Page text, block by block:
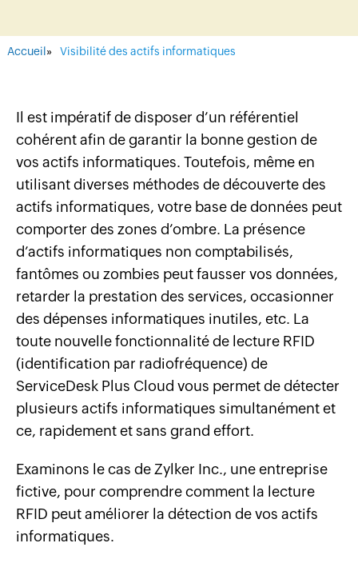
Accueil» Visibilité des actifs informatiques
Il est impératif de disposer d’un référentiel
cohérent afin de garantir la bonne gestion de
vos actifs informatiques. Toutefois, même en
utilisant diverses méthodes de découverte des
actifs informatiques, votre base de données peut
comporter des zones d’ombre. La présence
d’actifs informatiques non comptabilisés,
fantômes ou zombies peut fausser vos données,
retarder la prestation des services, occasionner
des dépenses informatiques inutiles, etc. La
toute nouvelle fonctionnalité de lecture RFID
(identification par radiofréquence) de
ServiceDesk Plus Cloud vous permet de détecter
plusieurs actifs informatiques simultanément et
ce, rapidement et sans grand effort.
Examinons le cas de Zylker Inc., une entreprise
fictive, pour comprendre comment la lecture
RFID peut améliorer la détection de vos actifs
informatiques.